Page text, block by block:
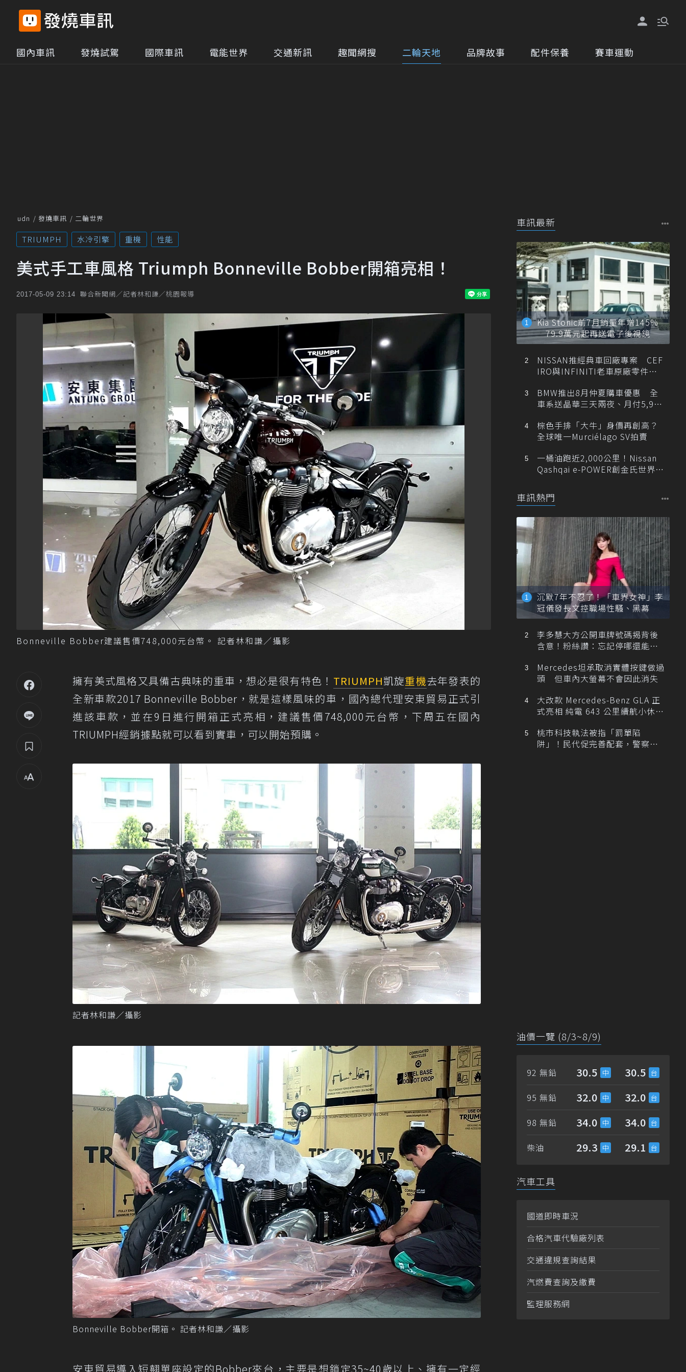
國內車訊 發燒試駕 國際車訊 電能世界 交通新訊 趣聞網搜 二輪天地 品牌故事 配件保養 賽車運動
udn 發燒車訊 二輪世界
TRIUMPH 水冷引擎 重機 性能
美式手工車風格 Triumph Bonneville Bobber開箱亮相！
2017-05-09 23:14 聯合新聞網／記者林和謙／桃園報導
Bonneville Bobber建議售價748,000元台幣。 記者林和謙／攝影
擁有美式風格又具備古典味的重車，想必是很有特色！ TRIUMPH凱旋重機去年發表的
全新車款2017 Bonneville Bobber，就是這樣風味的車，國內總代理安東貿易正式引
進該車款，並在9日進行開箱正式亮相，建議售價748,000元台幣，下周五在國內
TRIUMPH經銷據點就可以看到實車，可以開始預購。
記者林和謙／攝影
Bonneville Bobber開箱。 記者林和謙／攝影
安東貿易導入短翹單座設定的Bobber來台，主要是想鎖定35~40歲以上、擁有一定經
車訊最新
Kia Stonic前7月銷量年增145%
79.9萬元起再送電子後視鏡
NISSAN推經典車回廠專案 CEF
IRO與INFINITI老車原廠零件最
BMW推出8月仲夏購車優惠 全
車系送晶華三天兩夜、月付5,900
棕色手排「大牛」身價再創高？
全球唯一Murciélago SV拍賣
一桶油跑近2,000公里！Nissan
Qashqai e-POWER創金氏世界紀
車訊熱門
沉默7年不忍了！「車界女神」李
冠儀發長文控職場性騷、黑幕
李多慧大方公開車牌號碼揭背後
含意！粉絲讚：忘記停哪還能幫
Mercedes坦承取消實體按鍵做過
頭 但車內大螢幕不會因此消失
大改款 Mercedes-Benz GLA 正
式亮相 純電 643 公里續航小休
桃市科技執法被指「罰單陷
阱」！民代促完善配套，警察局
油價一覽 (8/3~8/9)
92 無鉛 30.5 30.5
95 無鉛 32.0 32.0
98 無鉛 34.0 34.0
柴油 29.3 29.1
汽車工具
國道即時車況
合格汽車代驗廠列表
交通違規查詢結果
汽燃費查詢及繳費
監理服務網